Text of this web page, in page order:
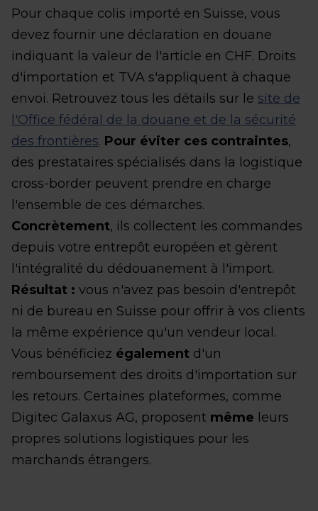
Pour chaque colis importé en Suisse, vous
devez fournir une déclaration en douane
indiquant la valeur de l'article en CHF. Droits
d'importation et TVA s'appliquent à chaque
envoi. Retrouvez tous les détails sur le site de
l'Office fédéral de la douane et de la sécurité
des frontières. Pour éviter ces contraintes,
des prestataires spécialisés dans la logistique
cross-border peuvent prendre en charge
l'ensemble de ces démarches.
Concrètement, ils collectent les commandes
depuis votre entrepôt européen et gèrent
l'intégralité du dédouanement à l'import.
Résultat : vous n'avez pas besoin d'entrepôt
ni de bureau en Suisse pour offrir à vos clients
la même expérience qu'un vendeur local.
Vous bénéficiez également d'un
remboursement des droits d'importation sur
les retours. Certaines plateformes, comme
Digitec Galaxus AG, proposent même leurs
propres solutions logistiques pour les
marchands étrangers.